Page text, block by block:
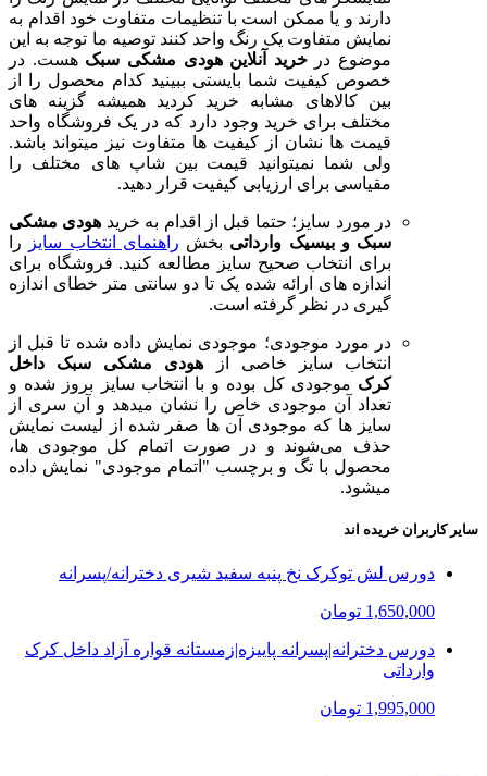
دارند و یا ممکن است با تنظیمات متفاوت خود اقدام به
نمایش متفاوت یک رنگ واحد کنند توصیه ما توجه به این
موضوع درخرید آنلاین هودی مشکی سبکهست. در
خصوص کیفیت شما بایستی ببینید کدام محصول را از
بین کالاهای مشابه خرید کردید همیشه گزینه های
مختلف برای خرید وجود دارد که در یک فروشگاه واحد
قیمت ها نشان از کیفیت ها متفاوت نیز میتواند باشد.
ولی شما نمیتوانید قیمت بین شاپ های مختلف را
مقیاسی برای ارزیابی کیفیت قرار دهید.
در مورد سایز؛ حتما قبل از اقدام به خرید هودی مشکی
سبک و بیسیک وارداتی بخش راهنمای انتخاب سایز
را
برای انتخاب صحیح سایز مطالعه کنید. فروشگاه برای
اندازه های ارائه شده یک تا دو سانتی متر خطای اندازه
گیری در نظر گرفته است.
در مورد موجودی؛ موجودی نمایش داده شده تا قبل از
انتخاب سایز خاصی از هودی مشکی سبک داخل
کرک موجودی کل بوده و با انتخاب سایز بروز شده و
تعداد آن موجودی خاص را نشان میدهد و آن سری از
سایز ها که موجودی آن ها صفر شده از لیست نمایش
حذف می‌شوند و در صورت اتمام کل موجودی ها،
محصول با تگ و برچسب "اتمام موجودی" نمایش داده
میشود.
سایر کاربران خریده اند
دورس لش تو‌کرک نخ پنبه سفید شیری دخترانه/پسرانه
1,650,000 تومان
دورس دخترانه|پسرانه پاییزه|زمستانه قواره آزاد داخل کرک
وارداتی
1,995,000 تومان